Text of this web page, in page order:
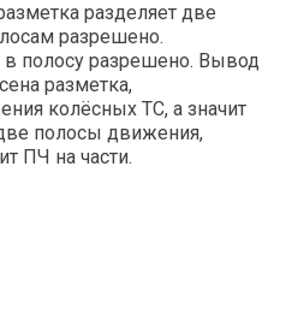
разделяет две
разрешено.
в полосу разрешено. Вывод
разметка,
колёсных ТС, а значит
полосы движения,
ПЧ на части.